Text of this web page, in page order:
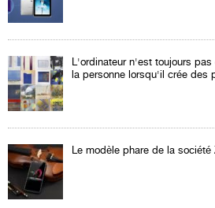
L'ordinateur n'est toujours
la personne lorsqu'il crée des
Le modèle phare de la